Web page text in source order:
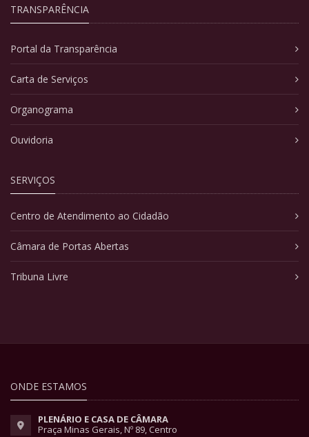
TRANSPARÊNCIA
Portal da Transparência
Carta de Serviços
Organograma
Ouvidoria
SERVIÇOS
Centro de Atendimento ao Cidadão
Câmara de Portas Abertas
Tribuna Livre
ONDE ESTAMOS
PLENÁRIO E CASA DE CÂMARA
Praça Minas Gerais, Nº 89, Centro